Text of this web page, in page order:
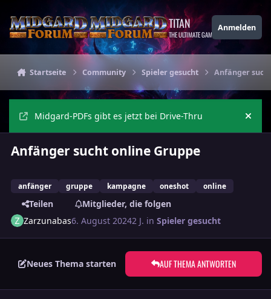
TITAN
THE ULTIMATE GAMING THEME
Anmelden
Startseite Community Spieler gesucht Anfänger
Midgard-PDFs gibt es jetzt bei Drive-Thru
Anfänger sucht online Gruppe
anfänger gruppe kampagne oneshot online
Teilen
Mitglieder, die folgen
Zarzunabas6. August 20242 J. inSpieler gesucht
Neues Thema starten AUF THEMA ANTWORTEN